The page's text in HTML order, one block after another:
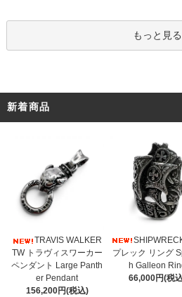
もっと見る
新着商品
TRAVIS WALKER
TW トラヴィスワーカー
ペンダント Large Panth
er Pendant
156,200円(税込)
プレック リング
h Galleon
66,000円(税